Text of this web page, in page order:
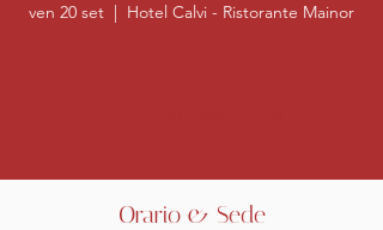
ven 20 set
  |
Hotel Calvi - Ristorante Mainor
Orario & Sede